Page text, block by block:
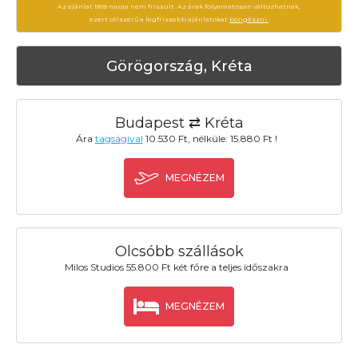
Az ajánlat 1818 napja nem frissült. Az árak folyamatosan változhatnak,
ezért célszerű a legfrissebb ajánlatokat böngészni.
Görögország, Kréta
Budapest ⇄ Kréta
Ára tagságival 10.530 Ft, nélküle: 15.880 Ft !
MEGNÉZEM
Olcsóbb szállások
Milos Studios 55.800 Ft két főre a teljes időszakra
MEGNÉZEM